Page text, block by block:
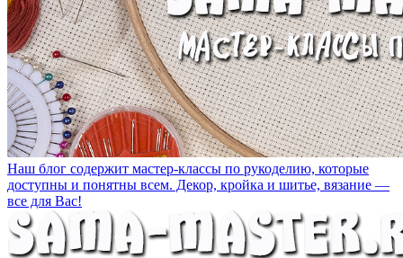
Наш блог содержит мастер-классы по рукоделию, которые
доступны и понятны всем. Декор, кройка и шитье, вязание —
все для Вас!